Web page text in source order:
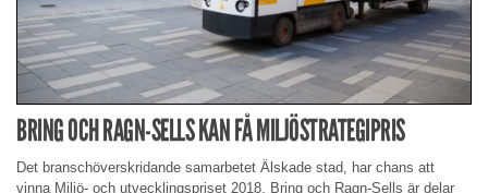
BRING OCH RAGN-SELLS KAN FÅ MILJÖSTRATEGIPRIS
Det branschöverskridande samarbetet Älskade stad, har chans att
vinna Miljö- och utvecklingspriset 2018. Bring och Ragn-Sells är delar